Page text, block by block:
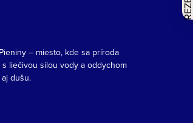
– miesto, kde sa príroda
s liečivou silou vody a oddychom
dušu.